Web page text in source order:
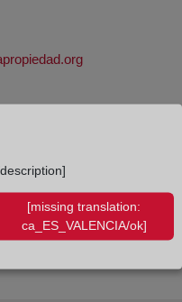
en el
learnMore]
[missing translation:
ca_ES_VALENCIA/ok]